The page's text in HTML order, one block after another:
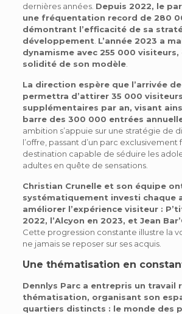
dernières années. Depuis 2022, le
une fréquentation record de 280
démontrant l’efficacité de sa
développement L’année 2023 a
dynamisme avec 255 000
solidité de son modèle.
La direction espère que l’arrivée
permettra d’attirer 35 000 visiteurs
supplémentaires par an, visant
barre des 300 000 entrées
ambition s’appuie sur une stratégie de
l’offre, passant d’un parc exclusivement
destination capable de séduire les
adultes en quête de sensations.
Christian Crunelle et son équipe
systématiquement investi chaque
améliorer l’expérience visiteur :
2022, l’Alcyon en 2023, et Jean
Cette progression constante illustre la
ne jamais se reposer sur ses acquis.
Une thématisation en
Dennlys Parc a entrepris un travail
thématisation, organisant son
quartiers distincts : le monde des